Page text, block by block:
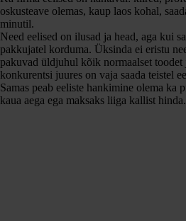
oskusteave olemas, kaup laos kohal,
minutil.
Need eelised on ilusad ja head, aga kui
pakkujatel korduma. Üksinda ei eristu
pakuvad üldjuhul kõik normaalset toodet
konkurentsi juures on vaja saada teistel
Samas peab eeliste hankimine olema ka
kaua aega ega maksaks liiga kallist hinda.